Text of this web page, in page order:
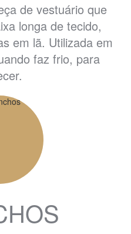
de vestuário que
longa de tecido,
em lã. Utilizada em
faz frio, para